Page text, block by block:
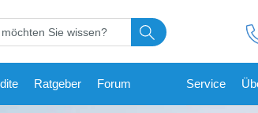
Ratgeber Forum Service